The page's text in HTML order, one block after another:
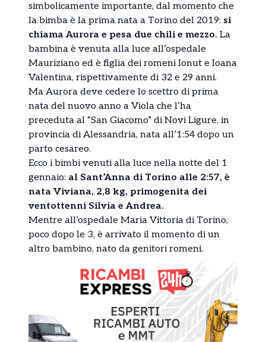
simbolicamente importante, dal momento che
la bimba è la prima nata a Torino del 2019: si
chiama Aurora e pesa due chili e mezzo. La
bambina è venuta alla luce all’ospedale
Mauriziano ed è figlia dei romeni Ionut e Ioana
Valentina, rispettivamente di 32 e 29 anni.
Ma Aurora deve cedere lo scettro di prima
nata del nuovo anno a Viola che l’ha
preceduta al “San Giacomo” di Novi Ligure, in
provincia di Alessandria, nata all’1:54 dopo un
parto cesareo.
Ecco i bimbi venuti alla luce nella notte del 1
gennaio: al Sant’Anna di Torino alle 2:57, è
nata Viviana, 2,8 kg, primogenita dei
ventottenni Silvia e Andrea.
Mentre all’ospedale Maria Vittoria di Torino,
poco dopo le 3, è arrivato il momento di un
altro bambino, nato da genitori romeni.